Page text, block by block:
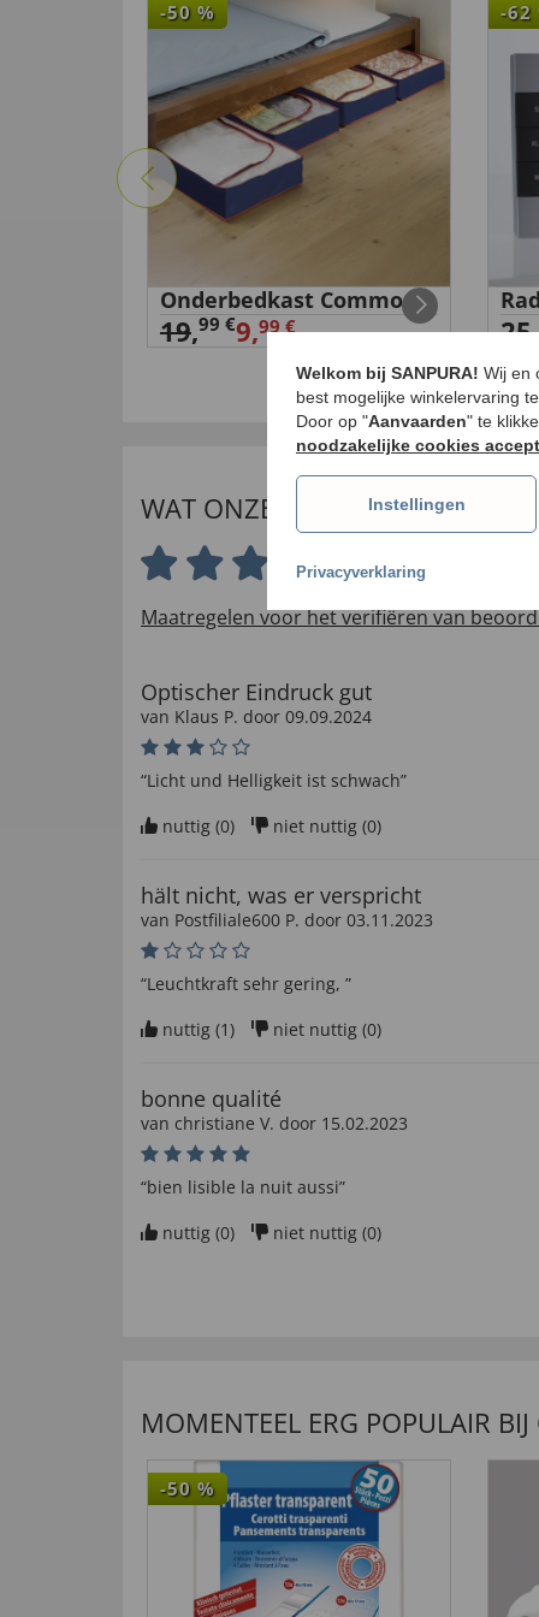
-50 %
Onderbedkast Commode
19,99 €9,99 €
-62
25,
WAT ONZE INTERNATIONALE
3.7 van 5 sterren
Maatregelen voor het verifiëren van
Optischer Eindruck gut
van Klaus P. door 09.09.2024
“Licht und Helligkeit ist schwach”
nuttig (0) niet nuttig (0)
hält nicht, was er verspricht
van Postfiliale600 P. door 03.11.2023
“Leuchtkraft sehr gering, ”
nuttig (1) niet nuttig (0)
bonne qualité
van christiane V. door 15.02.2023
“bien lisible la nuit aussi”
nuttig (0) niet nuttig (0)
nuttig (1 niet nuttig ( 0
vanJoachim S. door02.02.2022
“Der Leuchteffekt ist so gut wie nicht vorhanden”
nuttig (0) niet nuttig ( 0)
MOMENTEEL ERG POPULAIR
-50 %
Welkom bij SANPURA! Wij en
best mogelijke winkelervaring
Door op "Aanvaarden" te
noodzakelijke cookies
Instellingen
Privacyverklaring